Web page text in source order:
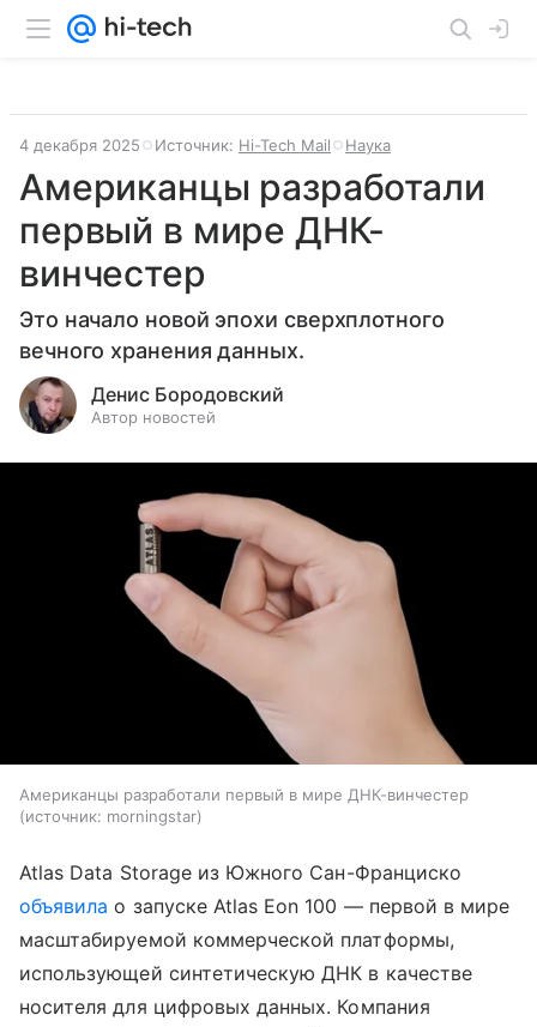
4 декабря 2025 Источник: Hi-Tech Mail Наука
Американцы разработали
первый в мире ДНК-
винчестер
Это начало новой эпохи сверхплотного
вечного хранения данных.
Денис Бородовский
Автор новостей
Американцы разработали первый в мире ДНК-винчестер
источник: morningstar
Atlas Data Storage из Южного Сан-Франциско
объявила о запуске Atlas Eon 100 — первой в мире
масштабируемой коммерческой платформы,
использующей синтетическую ДНК в качестве
носителя для цифровых данных. Компания